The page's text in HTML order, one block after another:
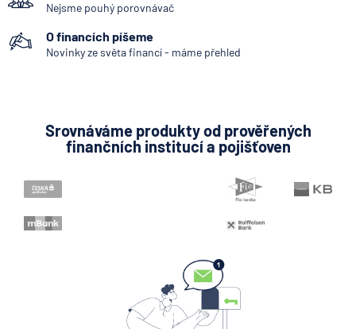
6.8.2026 Daně
Když rozhoduje stres: nové
triky bankovních
podvodníků
Zobrazit všechny články
Nejsme pouhý porovnávač
O financích píšeme
Novinky ze světa financí - máme přehled
Srovnáváme produkty od prověřených
finančních institucí a pojišťoven